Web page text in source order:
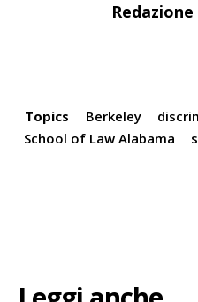
Redazione
Topics Berkeley
School of Law Alabama